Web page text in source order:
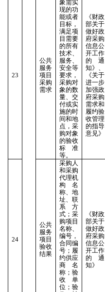
23
公共
服务
项目
采购
需求
象需实
现的功
能或者
目标，
满足项
目需要
的所有
技术、
服务、
安全等
要求，
采购对
象的数
量、交
付或实
施的时
间和地
点，采
购对象
的验收
标准
等。
《财政
部关于
做好政
府采购
信息公
开工作
的通
知》、
《关于
进一步
加强政
府采购
需求和
履约验
收管理
的指导
意见》
24
公共
服务
项目
验收
结果
采购人
和采购
代理机
构名
称、地
址、联
系方
式；采
购项目
名称、
编号，
合同编
号；履
约供应
商名
称；验
收单
位；验
《财政
部关于
做好政
府采购
信息公
开工作
的通
知》